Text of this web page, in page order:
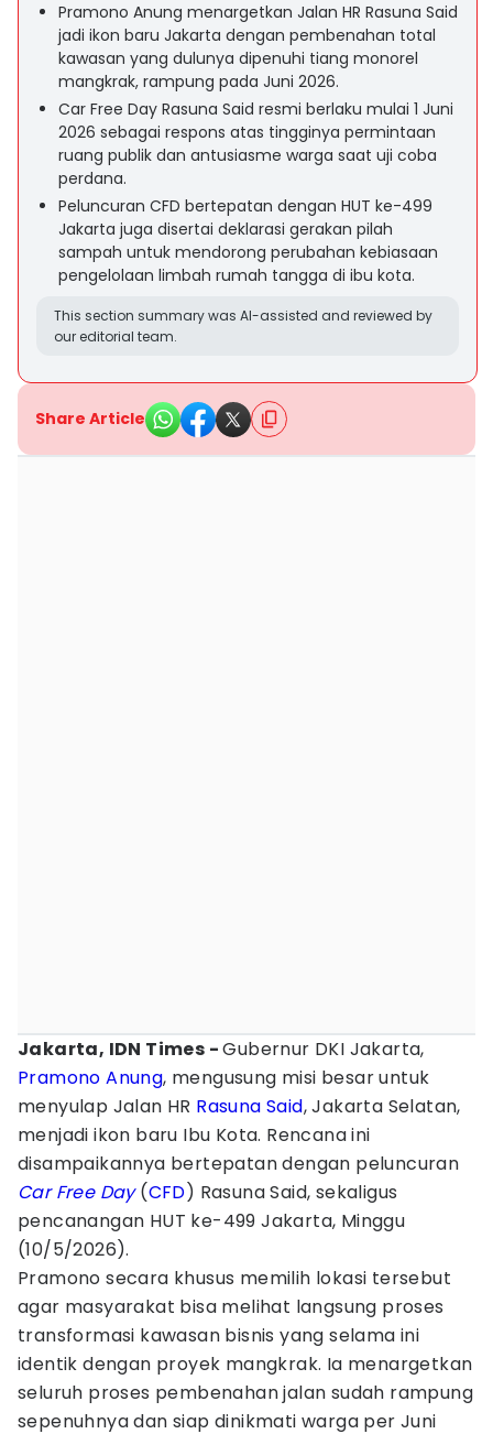
Pramono Anung menargetkan Jalan HR Rasuna Said
jadi ikon baru Jakarta dengan pembenahan total
kawasan yang dulunya dipenuhi tiang monorel
mangkrak, rampung pada Juni 2026.
Car Free Day Rasuna Said resmi berlaku mulai 1 Juni
2026 sebagai respons atas tingginya permintaan
ruang publik dan antusiasme warga saat uji coba
perdana.
Peluncuran CFD bertepatan dengan HUT ke-499
Jakarta juga disertai deklarasi gerakan pilah
sampah untuk mendorong perubahan kebiasaan
pengelolaan limbah rumah tangga di ibu kota.
This section summary was AI-assisted and reviewed by
our editorial team.
Share Article
Jakarta, IDN Times -Gubernur DKI Jakarta,
Pramono Anung, mengusung misi besar untuk
menyulap Jalan HR Rasuna Said, Jakarta Selatan,
menjadi ikon baru Ibu Kota. Rencana ini
disampaikannya bertepatan dengan peluncuran
Car Free Day(CFD) Rasuna Said, sekaligus
pencanangan HUT ke-499 Jakarta, Minggu
(10/5/2026).
Pramono secara khusus memilih lokasi tersebut
agar masyarakat bisa melihat langsung proses
transformasi kawasan bisnis yang selama ini
identik dengan proyek mangkrak. Ia menargetkan
seluruh proses pembenahan jalan sudah rampung
sepenuhnya dan siap dinikmati warga per Juni